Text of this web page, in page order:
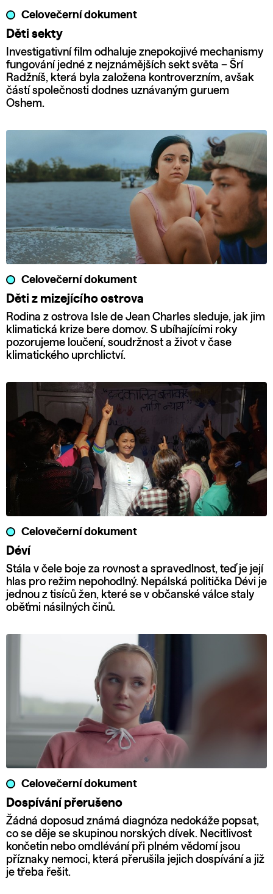
Celovečerní dokument
Děti sekty
Investigativní film odhaluje znepokojivé mechanismy
fungování jedné z nejznámějších sekt světa – Šrí
Radžníš, která byla založena kontroverzním, avšak
částí společnosti dodnes uznávaným guruem
Oshem.
Celovečerní dokument
Děti z mizejícího ostrova
Rodina z ostrova Isle de Jean Charles sleduje, jak jim
klimatická krize bere domov. S ubíhajícími roky
pozorujeme loučení, soudržnost a život v čase
klimatického uprchlictví.
Celovečerní dokument
Déví
Stála v čele boje za rovnost a spravedlnost, teď je její
hlas pro režim nepohodlný. Nepálská politička Dévi je
jednou z tisíců žen, které se v občanské válce staly
oběťmi násilných činů.
Celovečerní dokument
Dospívání přerušeno
Žádná doposud známá diagnóza nedokáže popsat,
co se děje se skupinou norských dívek. Necitlivost
končetin nebo omdlévání při plném vědomí jsou
příznaky nemoci, která přerušila jejich dospívání a již
je třeba řešit.